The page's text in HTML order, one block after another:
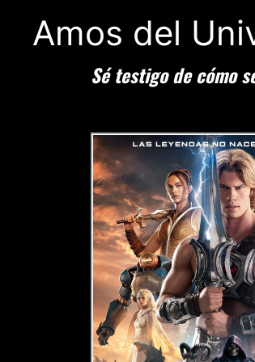
Amos del
Sé testigo de cómo